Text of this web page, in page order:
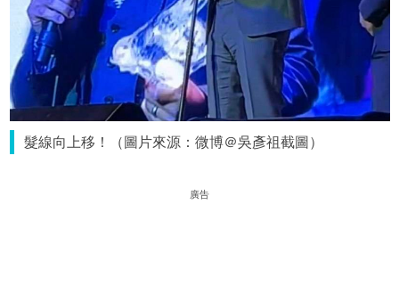
髮線向上移！（圖片來源：微博＠吳彥祖截圖）
廣告